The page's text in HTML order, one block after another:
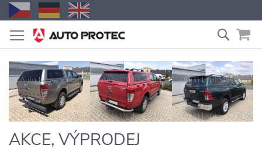
Přejít
na
obsah
AKCE, VÝPRODEJ